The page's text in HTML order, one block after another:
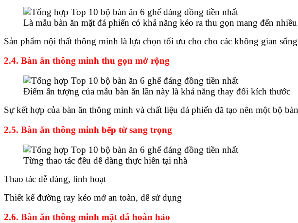
Là mẫu bàn ăn mặt đá phiến có khả năng kéo ra thu gọn mang đến
Sản phẩm nội thất thông minh là lựa chọn tối ưu cho cho các không gian
2.4. Bàn ăn thông minh thu gọn mở rộng
Điểm ấn tượng của mẫu bàn ăn lần này là khả năng thay đổi kích thước
Sự kết hợp của bàn ăn thông minh và chất liệu đá phiến đã tạo nên một bộ
2.5. Bàn ăn thông minh bếp từ sang trọng
Từng thao tác đều dễ dàng thực hiên tại nhà
Thao tác dễ dàng, linh hoạt
Thiết kế đường ray kéo mở an toàn, dễ sử dụng
2.6. Bàn ăn thông minh mặt đá hoàn hảo